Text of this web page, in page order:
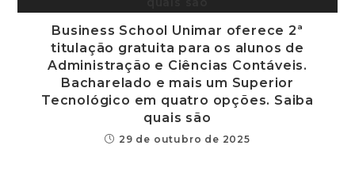
Business School Unimar oferece 2ª
titulação gratuita para os alunos de
Administração e Ciências Contáveis.
Bacharelado e mais um Superior
Tecnológico em quatro opções. Saiba
quais são
29 de outubro de 2025